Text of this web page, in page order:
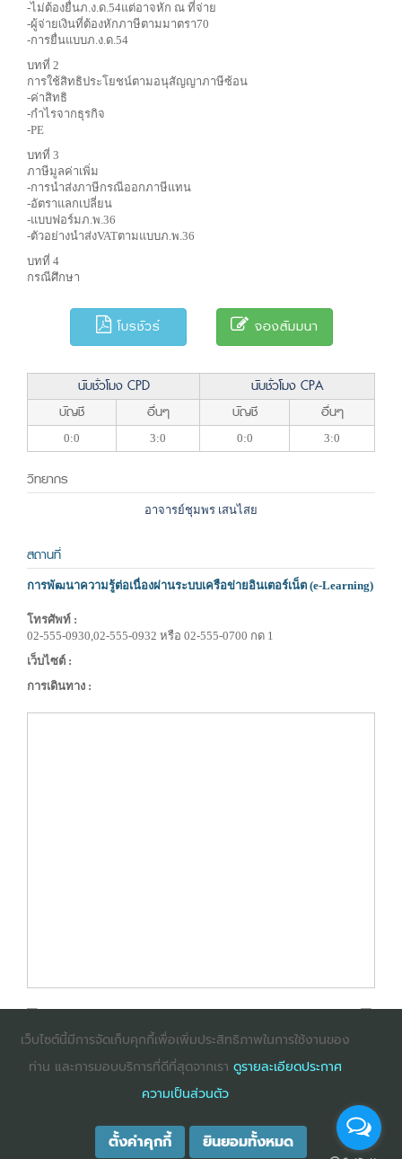
-ไม่ต้องยื่นภ.ง.ด.54แต่อาจหัก ณ ที่จ่าย
-ผู้จ่ายเงินที่ต้องหักภาษีตามมาตรา70
-การยื่นแบบภ.ง.ด.54
บทที่ 2
การใช้สิทธิประโยชน์ตามอนุสัญญาภาษีซ้อน
-ค่าสิทธิ
-กำไรจากธุรกิจ
-PE
บทที่ 3
ภาษีมูลค่าเพิ่ม
-การนำส่งภาษีกรณีออกภาษีแทน
-อัตราแลกเปลี่ยน
-แบบฟอร์มภ.พ.36
-ตัวอย่างนำส่งVATตามแบบภ.พ.36
บทที่ 4
กรณีศึกษา
โบรชัวร์ จองสัมมนา
นับชั่วโมง CPD
นับชั่วโมง CPA
บัญชี
อื่นๆ บัญชี อื่นๆ
0:0 3:0 0:0 3:0
วิทยากร
อาจารย์ชุมพร เสนไสย
สถานที่
การพัฒนาความรู้ต่อเนื่องผ่านระบบเครือข่ายอินเตอร์เน็ต (e-Learning)
โทรศัพท์ :
02-555-0930,02-555-0932 หรือ 02-555-0700 กด 1
เว็บไซต์ :
การเดินทาง :
: InternetExplorer เวอร์ชั่น 10 ขึ้นไป
: Chrome เวอร์ชั่น 58 ขึ้นไป
COPYRIGHT ©2025DHARMNITI SEMINAR AND TRAINING CO., LTDALL
เว็บไซต์นี้มีการจัดเก็บคุกกี้เพื่อเพิ่มประสิทธิภาพในการใช้งานของ
ท่าน และการมอบบริการที่ดีที่สุดจากเรา ดูรายละเอียดประกาศ
ความเป็นส่วนตัว
ตั้งค่าคุกกี้ ยินยอมทั้งหมด